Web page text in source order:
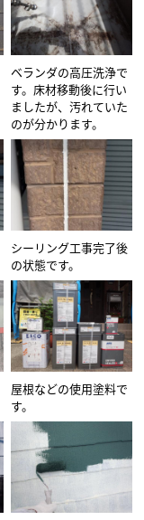
ベランダの高圧洗浄で
す。床材移動後に行い
ましたが、汚れていた
のが分かります。
シーリング工事完了後
の状態です。
屋根などの使用塗料で
す。